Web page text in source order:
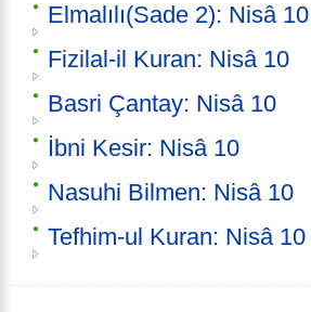
Elmalılı(Sade 2): Nisâ 10
Fizilal-il Kuran: Nisâ 10
Basri Çantay: Nisâ 10
İbni Kesir: Nisâ 10
Nasuhi Bilmen: Nisâ 10
Tefhim-ul Kuran: Nisâ 10